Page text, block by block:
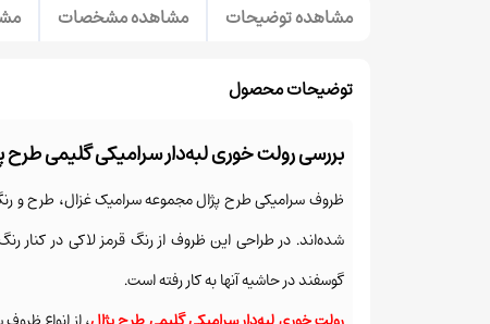
مشاهده توضیحات مشاهده مشخصات
توضیحات محصول
بررسی رولت خوری لبه‌دار سرامیکی گلیمی طرح
ظروف سرامیکی طرح پژالمجموعه سرامیک غزال، طرح و
شده‌اند. در طراحی این ظروف از رنگ قرمز لاکی در
گوسفند در حاشیه آنها به کار رفته است.